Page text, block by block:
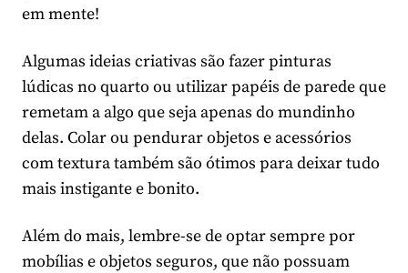
em mente!
Algumas ideias criativas são fazer pinturas
lúdicas no quarto ou utilizar papéis de parede que
remetam a algo que seja apenas do mundinho
delas. Colar ou pendurar objetos e acessórios
com textura também são ótimos para deixar tudo
mais instigante e bonito.
Além do mais, lembre-se de optar sempre por
mobílias e objetos seguros, que não possuam